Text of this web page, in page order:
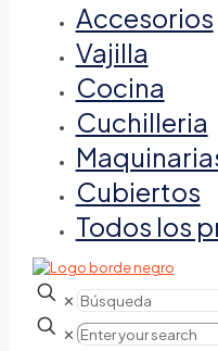
Accesorios
Vajilla
Cocina
Cuchilleria
Cubiertos
Todos los
✕
✕